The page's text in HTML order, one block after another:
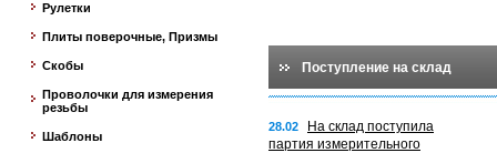
Рулетки
Плиты поверочные, Призмы
Скобы
Проволочки для измерения
резьбы
Шаблоны
Поступление на склад
28.02
На склад поступила
партия измерительного